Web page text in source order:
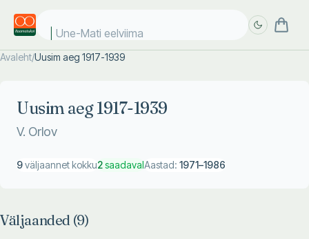
Une-Mati eelviimas
Avaleht/Uusim aeg 1917-1939
Uusim aeg 1917-1939
V. Orlov
9väljaannet kokku2saadavalAastad: 1971–1986
Väljaanded (9)